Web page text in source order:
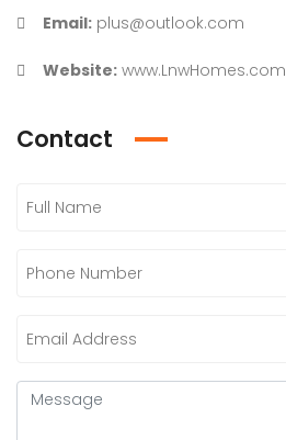
Email: plus@outlook.com
Website: www.LnwHomes.com
Contact